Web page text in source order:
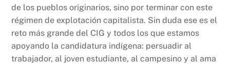
de los pueblos originarios, sino por terminar con este
régimen de explotación capitalista. Sin duda ese es el
reto más grande del CIG y todos los que estamos
apoyando la candidatura indígena: persuadir al
trabajador, al joven estudiante, al campesino y al ama